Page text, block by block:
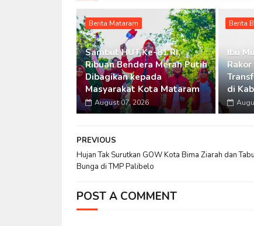
Berita Mataram
Sambut HUT Ke-81 RI,
Ribuan Bendera Merah Putih
Dibagikan kepada
Masyarakat Kota Mataram
August 07, 2026
Berita
Ibu
di
PREVIOUS
Hujan Tak Surutkan GOW Kota Bima Ziarah dan
Bunga di TMP Palibelo
POST A COMMENT